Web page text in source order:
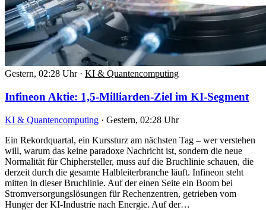
Gestern, 02:28 Uhr · KI & Quantencomputing
Infineon Aktie: 1,5-Milliarden-Ziel im KI-Segment
KI & Quantencomputing · Gestern, 02:28 Uhr
Ein Rekordquartal, ein Kurssturz am nächsten Tag – wer verstehen
will, warum das keine paradoxe Nachricht ist, sondern die neue
Normalität für Chiphersteller, muss auf die Bruchlinie schauen, die
derzeit durch die gesamte Halbleiterbranche läuft. Infineon steht
mitten in dieser Bruchlinie. Auf der einen Seite ein Boom bei
Stromversorgungslösungen für Rechenzentren, getrieben vom
Hunger der KI-Industrie nach Energie. Auf der…